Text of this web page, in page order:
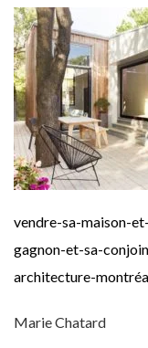
vendre-sa-maison-
gagnon-et-sa-
architecture-
Marie Chatard